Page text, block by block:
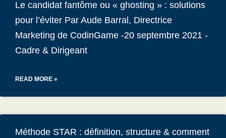
Le candidat fantôme ou « ghosting » : solutions
pour l’éviter Par Aude Barral, Directrice
Marketing de CodinGame -20 septembre 2021 -
Cadre & Dirigeant
READ MORE »
Méthode STAR : définition, structure & comment